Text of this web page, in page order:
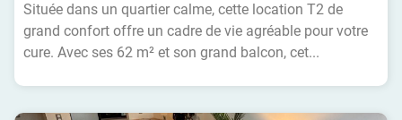
Située dans un quartier calme, cette location T2 de
grand confort offre un cadre de vie agréable pour votre
cure. Avec ses 62 m² et son grand balcon, cet...